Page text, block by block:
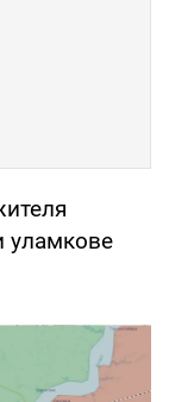
уламкове